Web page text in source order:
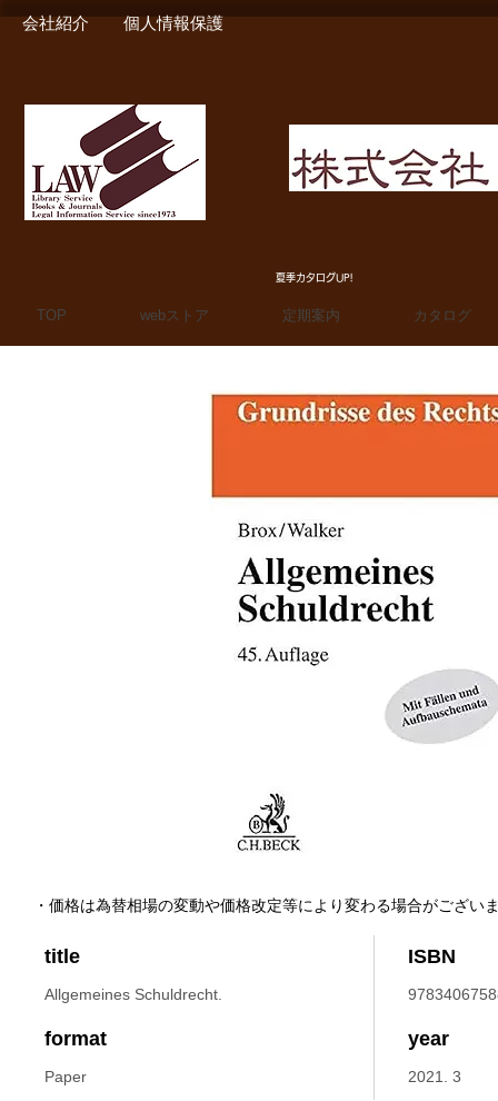
会社紹介 個人情報保護
夏季カタログUP!
TOP webストア 定期案内 カタログ
title
Allgemeines Schuldrecht.
ISBN
format
Paper
year
2021. 3
・価格は為替相場の変動や価格改定等により変わる場合がござい